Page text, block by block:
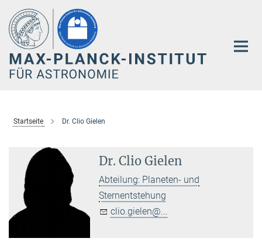
Hauptinhalt
Startseite Dr. Clio Gielen
Dr. Clio Gielen
Abteilung: Planeten- und
Sternentstehung
clio.gielen@...